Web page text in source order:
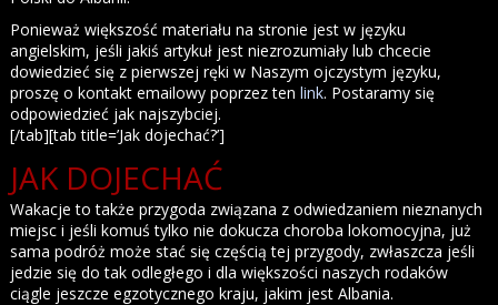
Ponieważ większość materiału na stronie jest w języku
angielskim, jeśli jakiś artykuł jest niezrozumiały lub chcecie
dowiedzieć się z pierwszej ręki w Naszym ojczystym języku,
proszę o kontakt emailowy poprzez tenlink. Postaramy się
odpowiedzieć jak najszybciej.
[/tab][tab title=’Jak dojechać?’]
JAK DOJECHAĆ
Wakacje to także przygoda związana z odwiedzaniem nieznanych
miejsc i jeśli komuś tylko nie dokucza choroba lokomocyjna, już
sama podróż może stać się częścią tej przygody, zwłaszcza jeśli
jedzie się do tak odległego i dla większości naszych rodaków
ciągle jeszcze egzotycznego kraju, jakim jest Albania.